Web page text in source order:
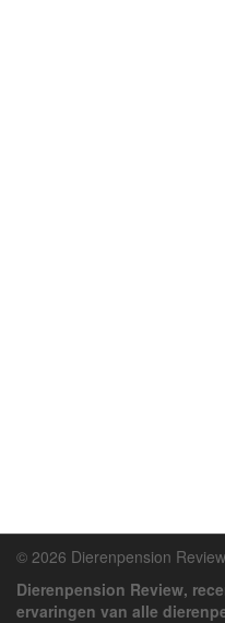
© 2026 Dierenpension Review
Dierenpension Review,
ervaringen van alle